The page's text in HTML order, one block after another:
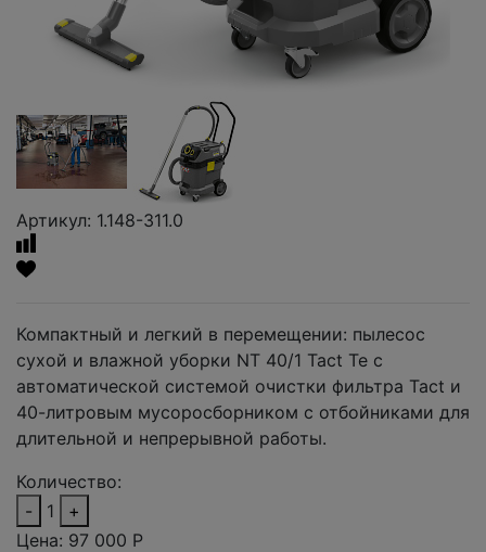
Артикул: 1.148-311.0
Компактный и легкий в перемещении: пылесос
сухой и влажной уборки NT 40/1 Tact Te с
автоматической системой очистки фильтра Tact и
40-литровым мусоросборником с отбойниками для
длительной и непрерывной работы.
Количество:
-
1
+
Цена: 97 000 Р